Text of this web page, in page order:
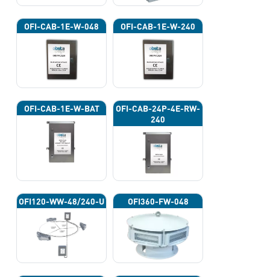
OFI-CAB-1E-W-048 OFI-CAB-1E-W-240
OFI-CAB-1E-W-BAT
OFI-CAB-24P-4E-RW-
240
OFI120-WW-48/240-U OFI360-FW-048